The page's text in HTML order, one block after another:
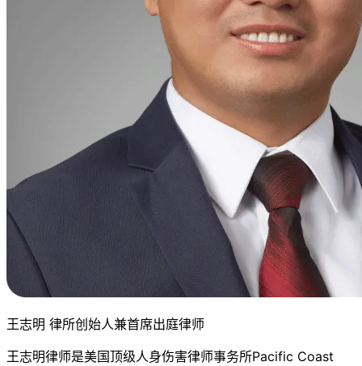
王志明 律所创始人兼首席出庭律师
王志明律师是美国顶级人身伤害律师事务所Pacific Coast